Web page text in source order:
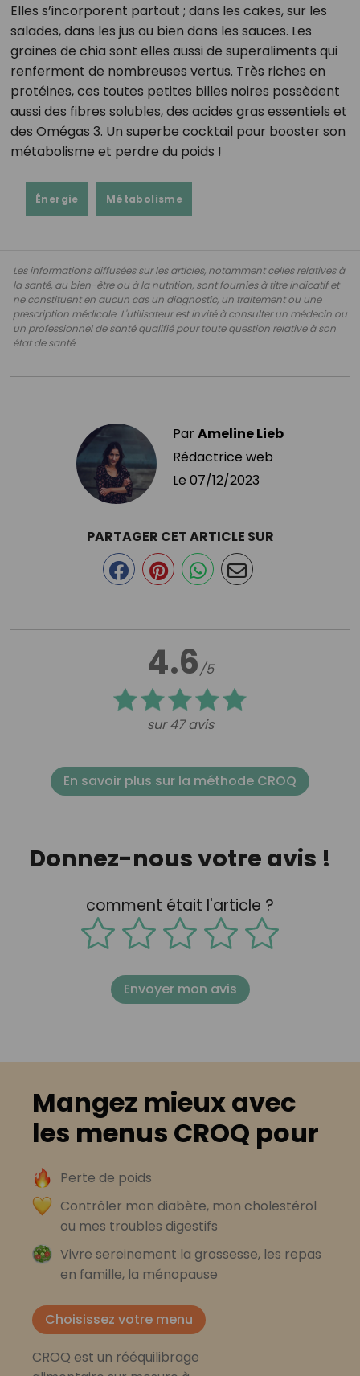
Elles s’incorporent partout ; dans les cakes, sur les
salades, dans les jus ou bien dans les sauces. Les
graines de chia sont elles aussi de superaliments qui
renferment de nombreuses vertus. Très riches en
protéines, ces toutes petites billes noires possèdent
aussi des fibres solubles, des acides gras essentiels et
des Omégas 3. Un superbe cocktail pour booster son
métabolisme et perdre du poids !
Énergie Métabolisme
Les informations diffusées sur les articles, notamment celles relatives à
la santé, au bien-être ou à la nutrition, sont fournies à titre indicatif et
ne constituent en aucun cas un diagnostic, un traitement ou une
prescription médicale. L'utilisateur est invité à consulter un médecin ou
un professionnel de santé qualifié pour toute question relative à son
état de santé.
ParAmeline Lieb
Rédactrice web
Le 07/12/2023
4.6/5
sur 47 avis
PARTAGER CET ARTICLE SUR
En savoir plus sur la méthode CROQ
Donnez-nous votre avis !
comment était l'article ?
Envoyer mon avis
Mangez mieux avec
les menus CROQ pour
Perte de poids
Contrôler mon diabète, mon cholestérol
ou mes troubles digestifs
Vivre sereinement la grossesse, les repas
en famille, la ménopause
Choisissez votre menu
CROQ est un rééquilibrage